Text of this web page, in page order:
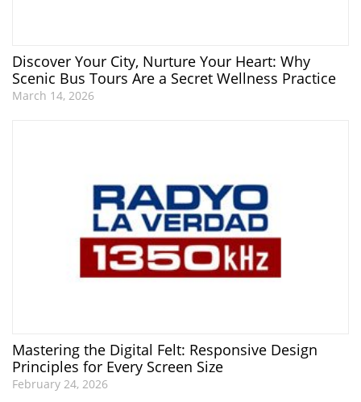
Discover Your City, Nurture Your Heart: Why
Scenic Bus Tours Are a Secret Wellness Practice
March 14, 2026
Mastering the Digital Felt: Responsive Design
Principles for Every Screen Size
February 24, 2026